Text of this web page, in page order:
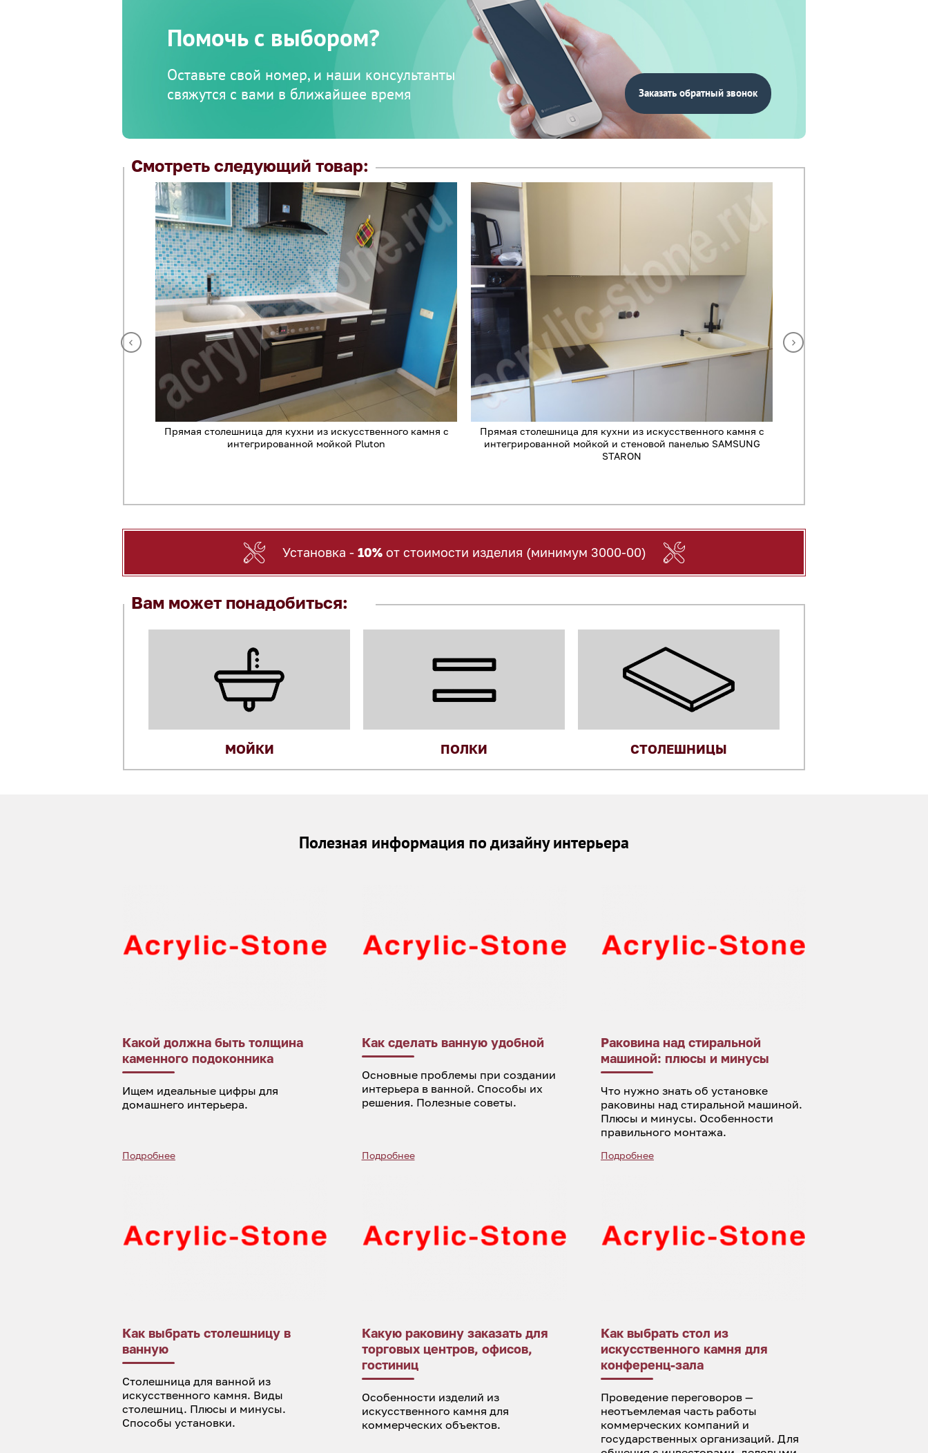
Помочь с выбором?
Оставьте свой номер, и наши консультанты
свяжутся с вами в ближайшее время
Заказать обратный звонок
Смотреть следующий товар:
Прямая столешница для кухни из искусственного камня с
интегрированной мойкой Pluton
Прямая столешница для кухни из искусственного камня с
интегрированной мойкой и стеновой панелью SAMSUNG
STARON
Установка - 10%от стоимости изделия (минимум 3000-00)
Вам может понадобиться:
МОЙКИ ПОЛКИ СТОЛЕШНИЦЫ
Полезная информация по дизайну интерьера
Какой должна быть толщина
каменного подоконника
Ищем идеальные цифры для
домашнего интерьера.
Подробнее
Как сделать ванную удобной
Основные проблемы при создании
интерьера в ванной. Способы их
решения. Полезные советы.
Подробнее
Раковина над стиральной
машиной: плюсы и минусы
Что нужно знать об установке
раковины над стиральной машиной.
Плюсы и минусы. Особенности
правильного монтажа.
Подробнее
Как выбрать столешницу в
ванную
Столешница для ванной из
искусственного камня. Виды
столешниц. Плюсы и минусы.
Способы установки.
Какую раковину заказать для
торговых центров, офисов,
гостиниц
Особенности изделий из
искусственного камня для
коммерческих объектов.
Как выбрать стол из
искусственного камня для
конференц-зала
Проведение переговоров —
неотъемлемая часть работы
коммерческих компаний и
государственных организаций. Для